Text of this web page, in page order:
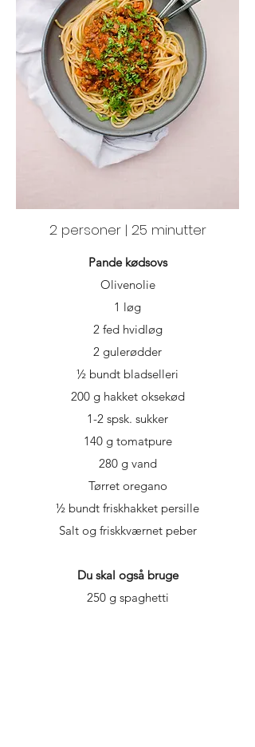
2 personer | 25 minutter
Pande kødsovs
Olivenolie
1 løg
2 fed hvidløg
2 gulerødder
½ bundt bladselleri
200 g hakket oksekød
1-2 spsk. sukker
140 g tomatpure
280 g vand
Tørret oregano
½ bundt friskhakket persille
Salt og friskkværnet peber
Du skal også bruge
250 g spaghetti